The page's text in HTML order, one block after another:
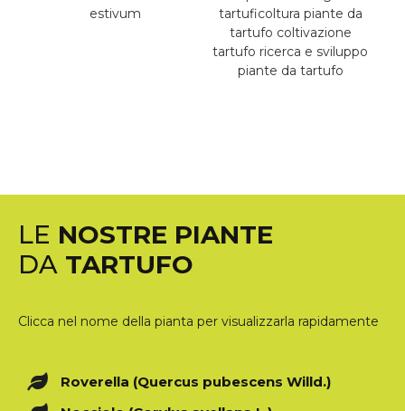
LE NOSTRE PIANTE
DA TARTUFO
Clicca nel nome della pianta per visualizzarla rapidamente
Roverella (Quercus pubescens Willd.)